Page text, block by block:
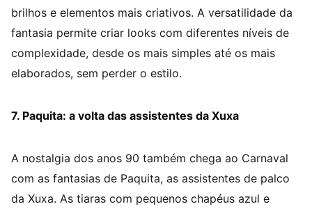
brilhos e elementos mais criativos. A versatilidade da
fantasia permite criar looks com diferentes níveis de
complexidade, desde os mais simples até os mais
elaborados, sem perder o estilo.
7. Paquita: a volta das assistentes da Xuxa
A nostalgia dos anos 90 também chega ao Carnaval
com as fantasias de Paquita, as assistentes de palco
da Xuxa. As tiaras com pequenos chapéus azul e